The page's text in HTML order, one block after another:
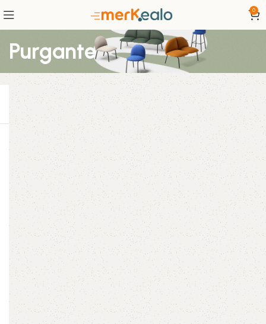
0
Purgante